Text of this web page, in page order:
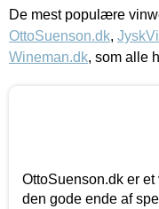
De mest populære
OttoSuenson.dk,
Wineman.dk, som alle
OttoSuenson.dk er
den gode ende af